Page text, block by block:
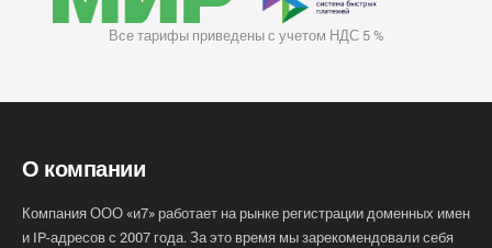
Все тарифы приведены с учетом НДС 5 %
О компании
Компания ООО «и7» работает на рынке регистрации доменных имен
и IP-адресов с 2007 года. За это время мы зарекомендовали себя